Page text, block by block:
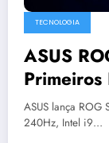
TECNOLOGIA
ASUS
Brasil
ASUS lança
240Hz, Intel i9…